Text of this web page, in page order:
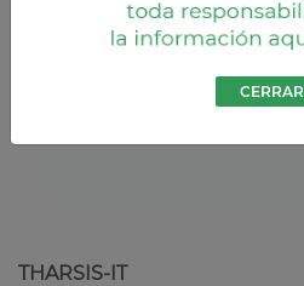
CERRAR
THARSIS-IT